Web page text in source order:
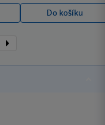
Do košíku